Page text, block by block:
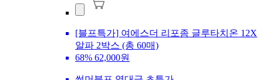
[블프특가] 여에스더 리포좀 글루타치온 12X
알파 2박스 (총 60매)
68% 62,000원